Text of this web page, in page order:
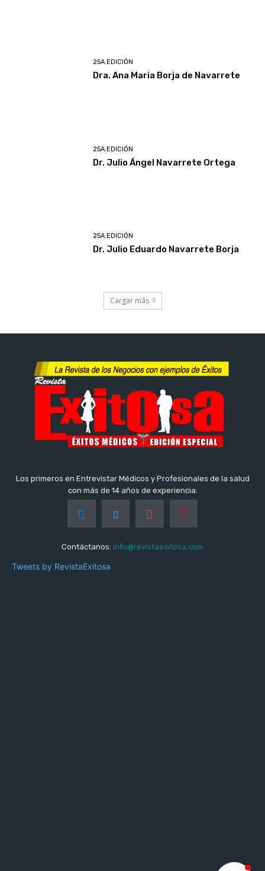
25A.EDICIÓN
Dra. Ana Maria Borja de Navarrete
25A.EDICIÓN
Dr. Julio Ángel Navarrete Ortega
25A.EDICIÓN
Dr. Julio Eduardo Navarrete Borja
Cargar más
Los primeros en Entrevistar Médicos y Profesionales de la salud
con más de 14 años de experiencia.
Contáctanos: info@revistaexitosa.com
Tweets by RevistaExitosa